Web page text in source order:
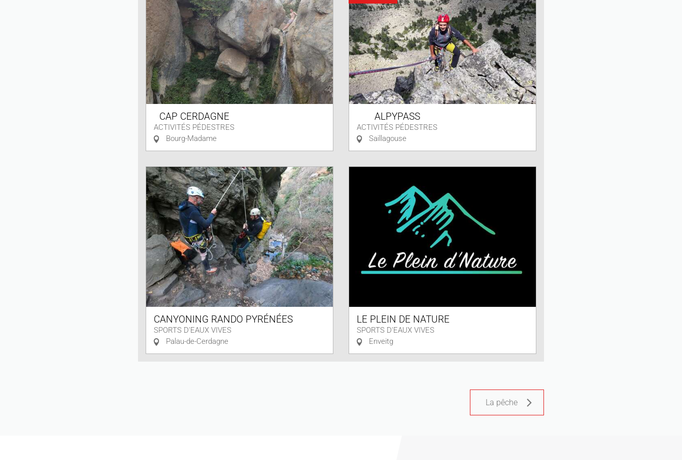
CAP CERDAGNE
ACTIVITÉS PÉDESTRES
Bourg-Madame
ALPYPASS
ACTIVITÉS PÉDESTRES
Saillagouse
CANYONING RANDO PYRÉNÉES
SPORTS D'EAUX VIVES
Palau-de-Cerdagne
LE PLEIN DE NATURE
SPORTS D'EAUX VIVES
Enveitg
La pêche